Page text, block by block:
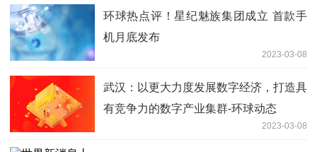
环球热点评！星纪魅族集团成立 首款手
机月底发布
2023-03-08
武汉：以更大力度发展数字经济，打造具
有竞争力的数字产业集群-环球动态
2023-03-08